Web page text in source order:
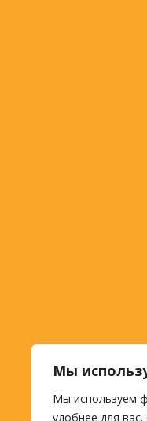
Мы
Мы используем
удобнее для